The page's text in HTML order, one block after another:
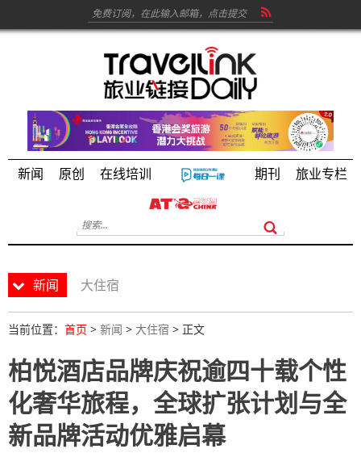
新闻 原创 在线培训 期刊 旅业专栏
新闻 大住宿
当前位置： 首页 > 新闻 > 大住宿 > 正文
柏悦酒店品牌庆祝逾四十载个性
化奢华旅程，全球扩张计划与全
新品牌活动优雅启幕